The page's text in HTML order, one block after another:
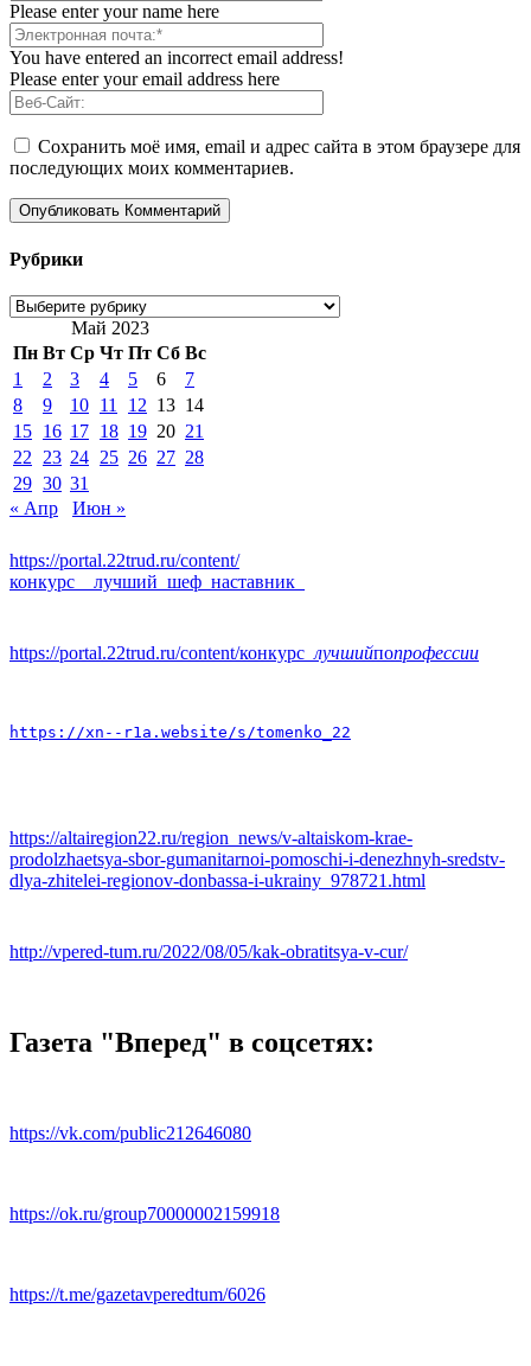
Please enter your name here
You have entered an incorrect email address!
Please enter your email address here
Сохранить моё имя, email и адрес сайта в этом браузере для
последующих моих комментариев.
Рубрики
Рубрики
Май 2023
Пн Вт Ср Чт Пт Сб Вс
1
2 3 4 5 6
7
8
9 10 11 12 13 14
15 16 17 18 19 20 21
22
23 24 25 26 27 28
29 30 31
« Апр
Июн »
https://portal.22trud.ru/content/
конкурс__лучший_шеф_наставник_
https://portal.22trud.ru/content/конкурс _лучшийпопрофессии
https://xn--r1a.website/s/tomenko_22
https://altairegion22.ru/region_news/v-altaiskom-krae-
prodolzhaetsya-sbor-gumanitarnoi-pomoschi-i-denezhnyh-sredstv-
dlya-zhitelei-regionov-donbassa-i-ukrainy_978721.html
http://vpered-tum.ru/2022/08/05/kak-obratitsya-v-cur/
Газета "Вперед" в соцсетях:
https://vk.com/public212646080
https://ok.ru/group70000002159918
https://t.me/gazetavperedtum/6026